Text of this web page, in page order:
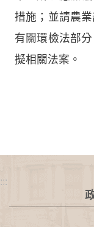
措施；並請農
有關環檢法部
擬相關法案。
:::